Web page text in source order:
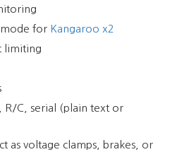
mode for Kangaroo x2
limiting
R/C, serial (plain text or
as voltage clamps, brakes, or